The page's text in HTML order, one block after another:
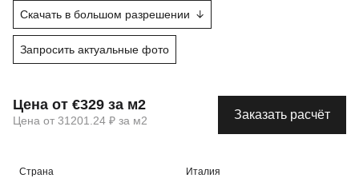
Скачать в большом разрешении
Запросить актуальные фото
Цена от €329 за м2
Цена от 31201.24 ₽ за м2 Заказать расчёт
Страна Италия